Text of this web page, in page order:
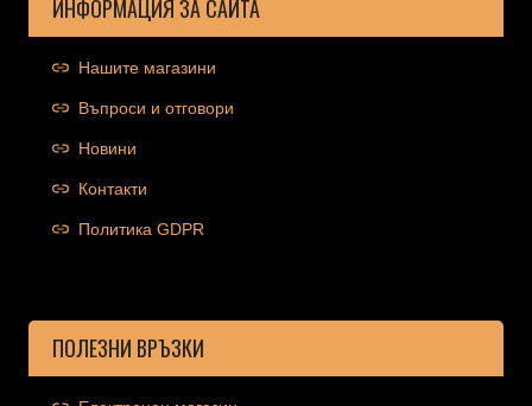
ИНФОРМАЦИЯ ЗА САЙТА
Нашите магазини
Въпроси и отговори
Новини
Контакти
Политика GDPR
ПОЛЕЗНИ ВРЪЗКИ